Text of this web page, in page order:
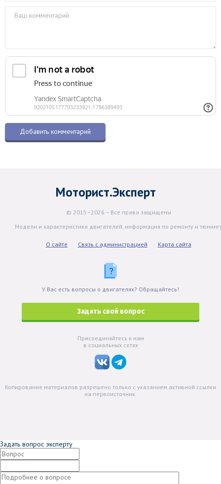
Моторист.Эксперт
© 2015–2026 – Все права защищены
Модели и характеристики двигателей, информация по ремонту и
О сайте Связь с администрацией Карта сайта
У Вас есть вопросы о двигателях? Обращайтесь!
Задать свой вопрос
Присоединяйтесь к нам
в социальных сетях
Копирование материалов разрешено только с указанием активной ссылки
на первоисточник.
Задать вопрос эксперту